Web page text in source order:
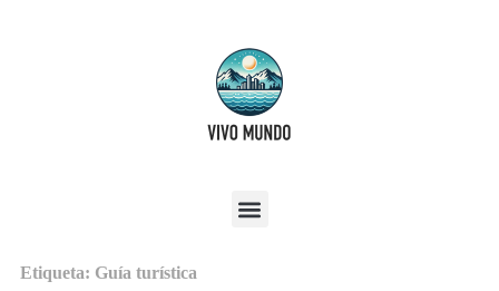
Etiqueta: Guía turística